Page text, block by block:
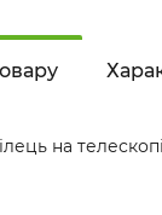
на